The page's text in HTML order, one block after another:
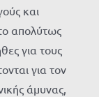
και
απολύτως
για τους
για τον
άμυνας,